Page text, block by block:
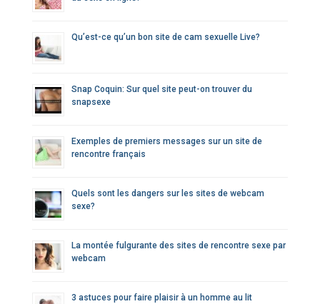
Qu’est-ce qu’un bon site de cam sexuelle Live?
Snap Coquin: Sur quel site peut-on trouver du
snapsexe
Exemples de premiers messages sur un site de
rencontre français
Quels sont les dangers sur les sites de webcam
sexe?
La montée fulgurante des sites de rencontre sexe par
webcam
3 astuces pour faire plaisir à un homme au lit